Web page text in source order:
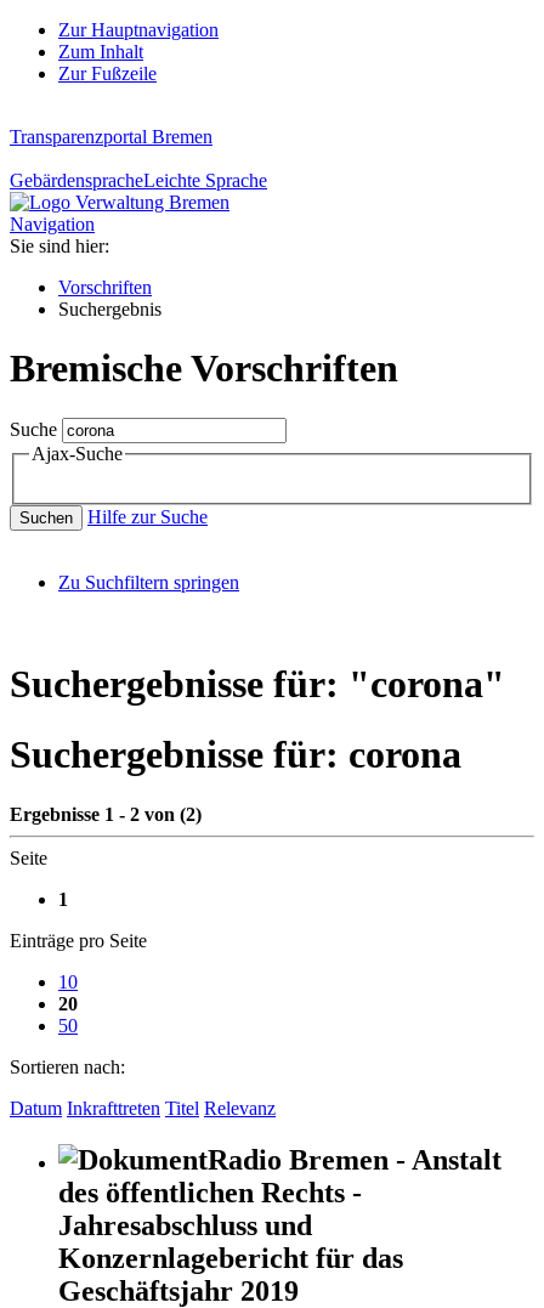
Zur Hauptnavigation
Zum Inhalt
Zur Fußzeile
Transparenzportal Bremen
GebärdenspracheLeichte Sprache
Navigation
Sie sind hier:
Vorschriften
Suchergebnis
Bremische Vorschriften
Suche
Ajax-Suche
Suchen Hilfe zur Suche
Zu Suchfiltern springen
Suchergebnisse für: "corona"
Suchergebnisse für: corona
Ergebnisse 1 - 2 von (2)
Seite
1
Einträge pro Seite
10
20
50
Sortieren nach:
Datum Inkrafttreten Titel Relevanz
Radio Bremen - Anstalt
des öffentlichen Rechts -
Jahresabschluss und
Konzernlagebericht für das
Geschäftsjahr 2019